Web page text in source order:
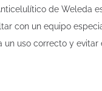
de Weleda
con un equipo
uso correcto y evitar